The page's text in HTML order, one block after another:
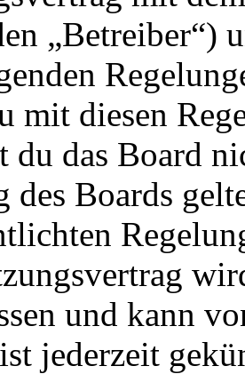
„Betreiber“)
mit diesen
du das Board
des Boards
und kann
jederzeit